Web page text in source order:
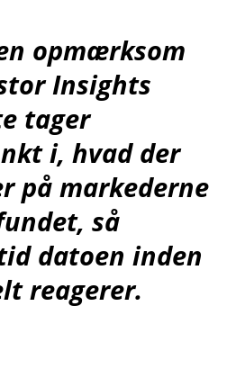
opmærksom
Insights
tager
i, hvad der
på markederne
så
datoen inden
reagerer.